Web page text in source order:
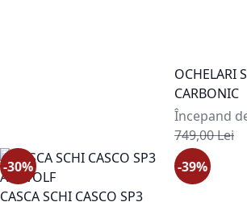
OCHELARI
CARBONIC
Începand
Pret
749,00 Lei
-30%
CASCA SCHI CASCO SP3
-39%